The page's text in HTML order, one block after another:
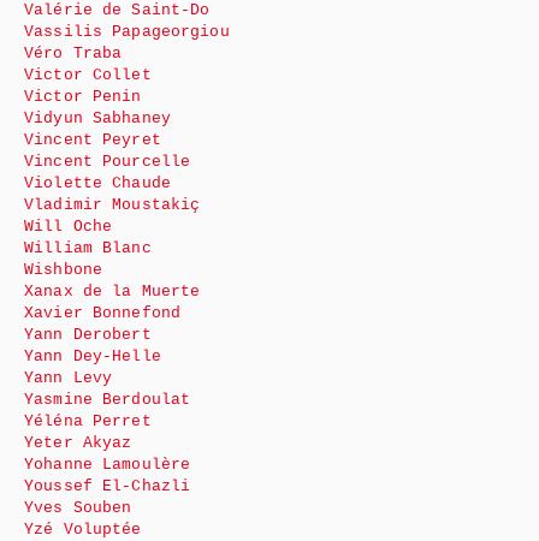
Valérie de Saint-Do
Vassilis Papageorgiou
Véro Traba
Victor Collet
Victor Penin
Vidyun Sabhaney
Vincent Peyret
Vincent Pourcelle
Violette Chaude
Vladimir Moustakiç
Will Oche
William Blanc
Wishbone
Xanax de la Muerte
Xavier Bonnefond
Yann Derobert
Yann Dey-Helle
Yann Levy
Yasmine Berdoulat
Yéléna Perret
Yeter Akyaz
Yohanne Lamoulère
Youssef El-Chazli
Yves Souben
Yzé Voluptée